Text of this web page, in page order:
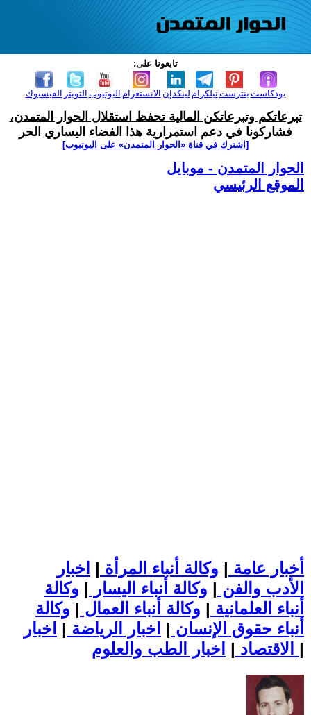
تابعونا على:
الفيسبوك التويتر اليوتيوب الانستغرام لينكدإن تيلكرامبنترست بودكاست
تبرعاتكم وتبرعاتكن المالية تحفظ استقلال الحوار المتمدن،
فشاركونا في دعم استمرارية هذا الفضاء اليساري الحر
[اشترك في قناة ‫«الحوار المتمدن» على اليوتيوب]
الحوار المتمدن - موبايل
الموقع الرئيسي
أخبار عامة | وكالة أنباء المرأة | اخبار
الأدب والفن | وكالة أنباء اليسار | وكالة
أنباء العلمانية | وكالة أنباء العمال | وكالة
أنباء حقوق الإنسان | اخبار الرياضة | اخبار
الاقتصاد | |